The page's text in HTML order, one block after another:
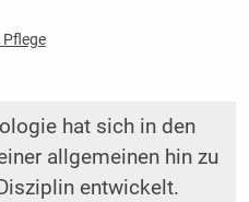
Pflege
hat sich in den
allgemeinen hin zu
entwickelt.